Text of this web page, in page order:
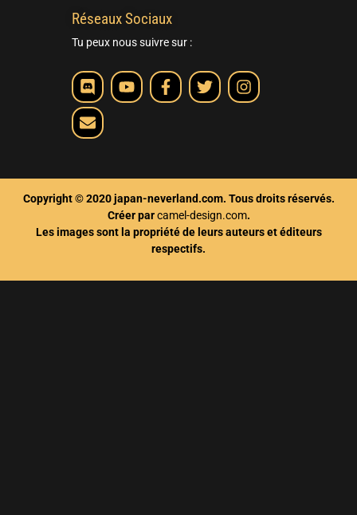
Réseaux Sociaux
Tu peux nous suivre sur :
Copyright © 2020 japan-neverland.com. Tous droits réservés.
Créer parcamel-design.com.
Les images sont la propriété de leurs auteurs et éditeurs
respectifs.